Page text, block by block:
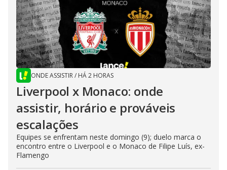
ONDE ASSISTIR/ HÁ 2 HORAS
Liverpool x Monaco: onde
assistir, horário e prováveis
escalações
Equipes se enfrentam neste domingo (9); duelo marca o
encontro entre o Liverpool e o Monaco de Filipe Luís, ex-
Flamengo